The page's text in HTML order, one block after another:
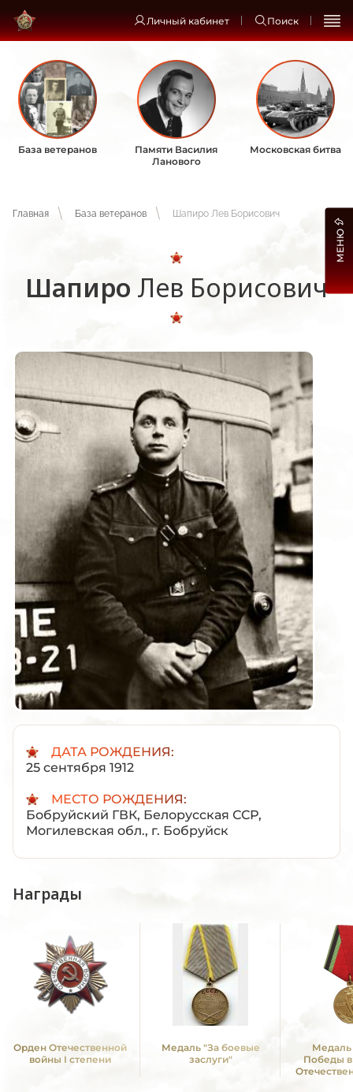
Личный кабинет Поиск
База ветеранов
Памяти Василия
Ланового
Московская битва
Главная База ветеранов Шапиро Лев Борисович
Шапиро Лев Борисович
ДАТА РОЖДЕНИЯ:
25 сентября 1912
МЕСТО РОЖДЕНИЯ:
Бобруйский ГВК, Белорусская ССР,
Могилевская обл., г. Бобруйск
Награды
Орден Отечественной
войны I степени
Медаль "За боевые
заслуги"
Медаль
Победы
МЕНЮ